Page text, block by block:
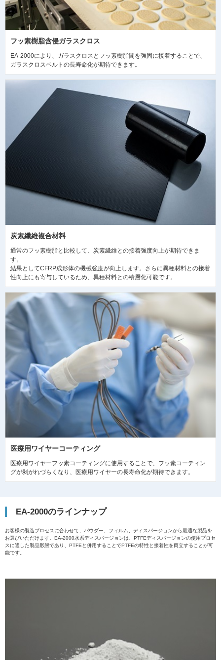
フッ素樹脂含侵ガラスクロス
EA-2000により、ガラスクロスとフッ素樹脂間を強固に接着することで、
ガラスクロスベルトの長寿命化が期待できます。
炭素繊維複合材料
通常のフッ素樹脂と比較して、炭素繊維との接着強度向上が期待できま
す。
結果としてCFRP成形体の機械強度が向上します。さらに異種材料との接着
性向上にも寄与しているため、異種材料との積層化可能です。
医療用ワイヤーコーティング
医療用ワイヤーフッ素コーティングに使用することで、フッ素コーティン
グが剥がれづらくなり、医療用ワイヤーの長寿命化が期待できます。
EA-2000のラインナップ
お客様の製造プロセスに合わせて、パウダー、フィルム、ディスパージョンから最適な製品を
お選びいただけます。EA-2000水系ディスパージョンは、PTFEディスパージョンの使用プロセ
スに適した製品形態であり、PTFEと併用することでPTFEの特性と接着性を両立することが可
能です。